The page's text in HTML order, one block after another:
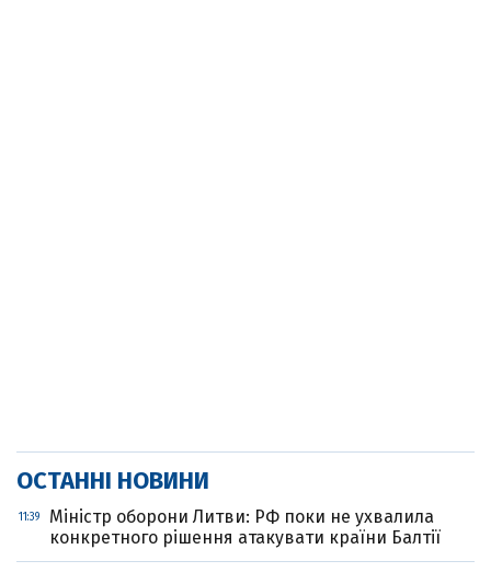
ОСТАННІ НОВИНИ
11:39
Міністр оборони Литви: РФ поки не ухвалила
конкретного рішення атакувати країни Балтії